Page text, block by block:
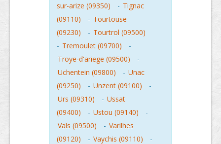
sur-arize (09350)
- Tignac
(09110)
- Tourtouse
(09230)
- Tourtrol (09500)
- Tremoulet (09700)
-
Troye-d'ariege (09500)
-
Uchentein (09800)
- Unac
(09250)
- Unzent (09100)
-
Urs (09310)
- Ussat
(09400)
- Ustou (09140)
-
Vals (09500)
- Varilhes
(09120)
- Vaychis (09110)
-